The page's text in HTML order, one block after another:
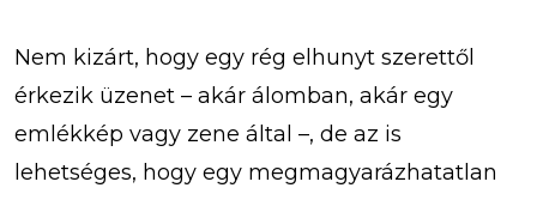
Nem kizárt, hogy egy rég elhunyt szerettől
érkezik üzenet – akár álomban, akár egy
emlékkép vagy zene által –, de az is
lehetséges, hogy egy megmagyarázhatatlan